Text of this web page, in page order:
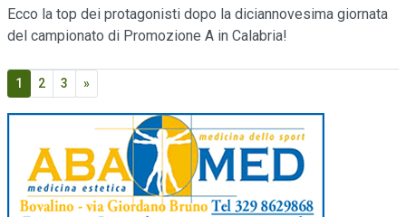
Ecco la top dei protagonisti dopo la diciannovesima giornata
del campionato di Promozione A in Calabria!
1 2 3 »